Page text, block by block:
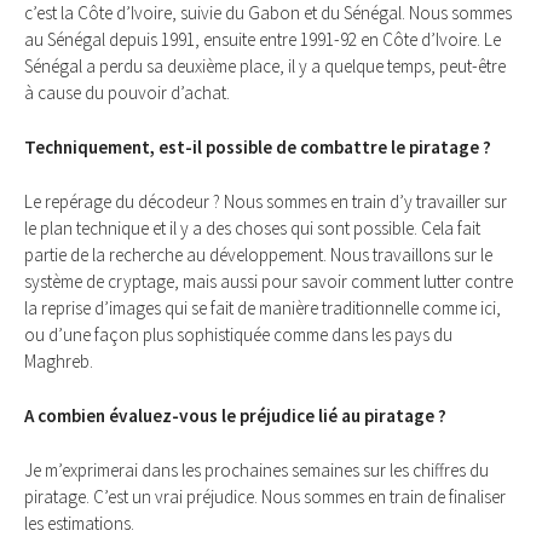
c’est la Côte d’Ivoire, suivie du Gabon et du Sénégal. Nous sommes
au Sénégal depuis 1991, ensuite entre 1991-92 en Côte d’Ivoire. Le
Sénégal a perdu sa deuxième place, il y a quelque temps, peut-être
à cause du pouvoir d’achat.
Techniquement, est-il possible de combattre le piratage ?
Le repérage du décodeur ? Nous sommes en train d’y travailler sur
le plan technique et il y a des choses qui sont possible. Cela fait
partie de la recherche au développement. Nous travaillons sur le
système de cryptage, mais aussi pour savoir comment lutter contre
la reprise d’images qui se fait de manière traditionnelle comme ici,
ou d’une façon plus sophistiquée comme dans les pays du
Maghreb.
A combien évaluez-vous le préjudice lié au piratage ?
Je m’exprimerai dans les prochaines semaines sur les chiffres du
piratage. C’est un vrai préjudice. Nous sommes en train de finaliser
les estimations.